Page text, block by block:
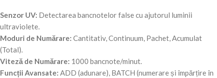
Senzor UV: Detectarea bancnotelor false cu ajutorul luminii
ultraviolete.
Moduri de Numărare: Cantitativ, Continuum, Pachet, Acumulat
(Total).
Viteză de Numărare: 1000 bancnote/minut.
Funcții Avansate: ADD (adunare), BATCH (numerare și împărțire în